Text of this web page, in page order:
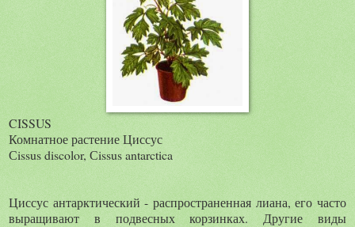
CISSUS
Комнатное растение Циссус
Сissus discolor, Сissus antarctica
Циссус антарктический - распространенная лиана, его часто
выращивают в подвесных корзинках. Другие виды